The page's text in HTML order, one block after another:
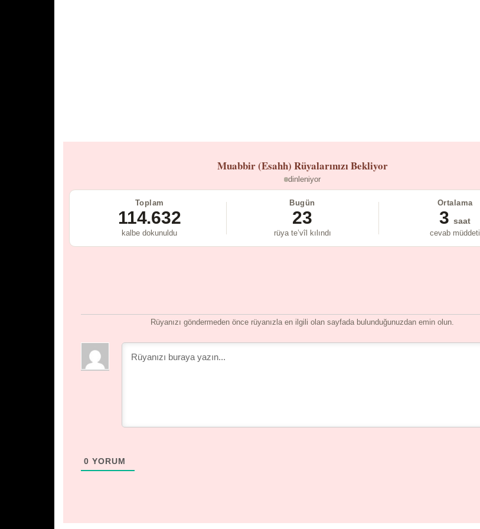
Muabbir (Esahh) Rüyalarınızı Bekliyor
dinleniyor
Toplam
114.632
kalbe dokunuldu
Bugün
23
rüya te’vîl kılındı
Ortalama
3 saat
cevab müddeti
Rüyanızı göndermeden önce rüyanızla en ilgili olan sayfada bulunduğunuzdan emin olun.
0 YORUM